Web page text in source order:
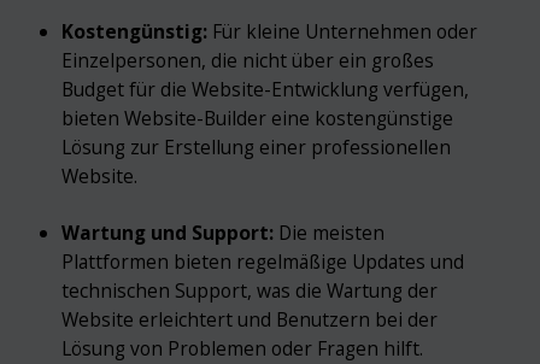
Kostengünstig: Für kleine Unternehmen oder
Einzelpersonen, die nicht über ein großes
Budget für die Website-Entwicklung verfügen,
bieten Website-Builder eine kostengünstige
Lösung zur Erstellung einer professionellen
Website.
Wartung und Support: Die meisten
Plattformen bieten regelmäßige Updates und
technischen Support, was die Wartung der
Website erleichtert und Benutzern bei der
Lösung von Problemen oder Fragen hilft.